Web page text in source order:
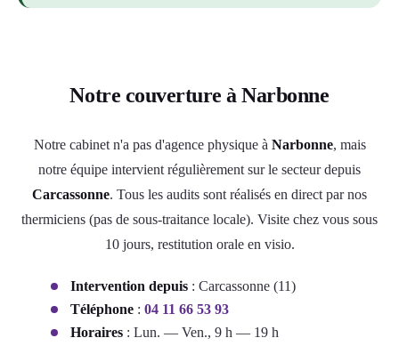
Notre couverture à Narbonne
Notre cabinet n'a pas d'agence physique à Narbonne, mais
notre équipe intervient régulièrement sur le secteur depuis
Carcassonne. Tous les audits sont réalisés en direct par nos
thermiciens (pas de sous-traitance locale). Visite chez vous sous
10 jours, restitution orale en visio.
Intervention depuis : Carcassonne (11)
Téléphone : 04 11 66 53 93
Horaires : Lun. — Ven., 9 h — 19 h